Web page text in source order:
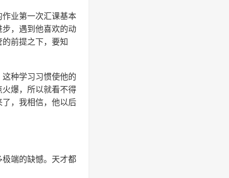
业第一次汇课基本
，遇到他喜欢的动
前提之下，要知
种学习习惯使他的
爆，所以就看不得
，我相信，他以后
端的缺憾。天才都